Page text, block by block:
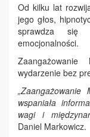
Od kilku lat
jego głos,
sprawdza się
emocjonalności.
wydarzenie bez
„Zaangażowanie
wspaniała
wagi i
Daniel Markowicz.